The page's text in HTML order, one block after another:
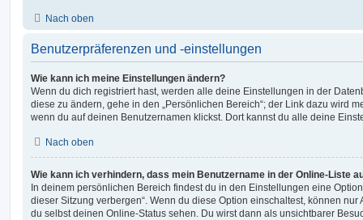
Nach oben
Benutzerpräferenzen und -einstellungen
Wie kann ich meine Einstellungen ändern?
Wenn du dich registriert hast, werden alle deine Einstellungen in der
diese zu ändern, gehe in den „Persönlichen Bereich“; der Link dazu wird
wenn du auf deinen Benutzernamen klickst. Dort kannst du alle deine
Nach oben
Wie kann ich verhindern, dass mein Benutzername in der Online-Liste
In deinem persönlichen Bereich findest du in den Einstellungen eine
dieser Sitzung verbergen“. Wenn du diese Option einschaltest, können
du selbst deinen Online-Status sehen. Du wirst dann als unsichtbarer